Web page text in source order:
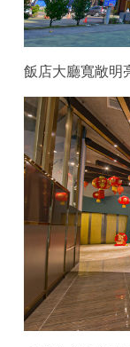
飯店大廳寬敞明